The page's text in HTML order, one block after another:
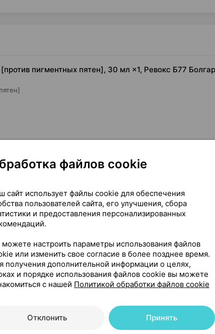
пигментных пятен], 30 мл ×1, Ревокс Б77
пигментных пятен], 30 мл ×1, Ревокс Б77
На карте
25
файлов cookie
сайт использует файлы cookie для обеспечения
пользователей сайта, его улучшения, сбора
и предоставления персонализированных
настроить параметры использования файлов
или изменить свое согласие в более позднее время.
получения дополнительной информации о целях,
и порядке использования файлов cookie вы можете
с нашей Политикой обработки файлов cookie
Отклонить Принять